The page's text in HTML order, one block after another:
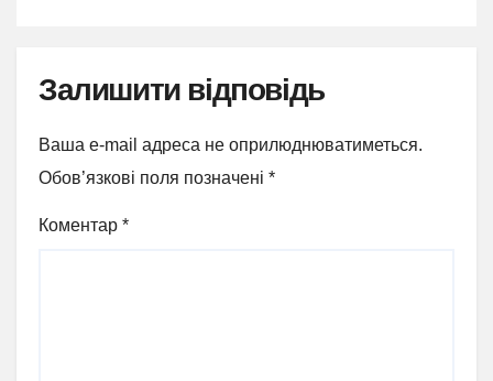
Залишити відповідь
Ваша e-mail адреса не оприлюднюватиметься.
Обов’язкові поля позначені *
Коментар *